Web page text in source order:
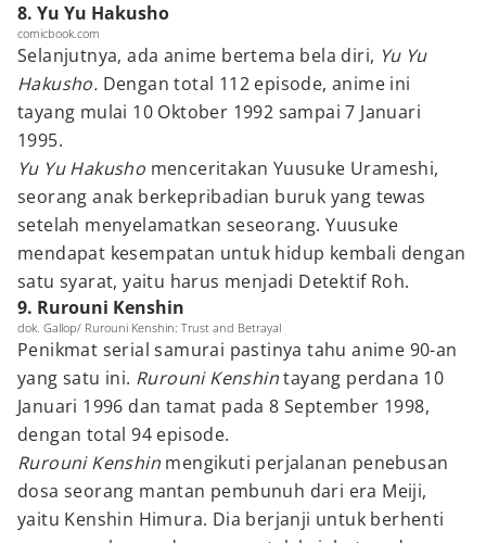
8. Yu Yu Hakusho
comicbook.com
Selanjutnya, ada anime bertema bela diri, Yu Yu
Hakusho. Dengan total 112 episode, anime ini
tayang mulai 10 Oktober 1992 sampai 7 Januari
1995.
Yu Yu Hakusho menceritakan Yuusuke Urameshi,
seorang anak berkepribadian buruk yang tewas
setelah menyelamatkan seseorang. Yuusuke
mendapat kesempatan untuk hidup kembali dengan
satu syarat, yaitu harus menjadi Detektif Roh.
9. Rurouni Kenshin
dok. Gallop/ Rurouni Kenshin: Trust and Betrayal
Penikmat serial samurai pastinya tahu anime 90-an
yang satu ini. Rurouni Kenshintayang perdana 10
Januari 1996 dan tamat pada 8 September 1998,
dengan total 94 episode.
Rurouni Kenshin mengikuti perjalanan penebusan
dosa seorang mantan pembunuh dari era Meiji,
yaitu Kenshin Himura. Dia berjanji untuk berhenti